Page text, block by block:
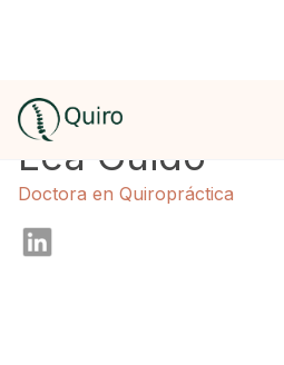
Léa Guido
Doctora en Quiropráctica